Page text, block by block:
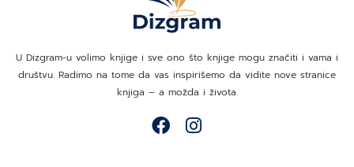
U Dizgram-u volimo knjige i sve ono što knjige mogu značiti i vama i
društvu. Radimo na tome da vas inspirišemo da vidite nove stranice
knjiga – a možda i života.
F
I